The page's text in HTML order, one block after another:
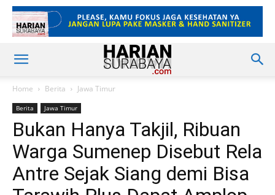
Home Berita Jawa Timur
Berita Jawa Timur
Bukan Hanya Takjil, Ribuan
Warga Sumenep Disebut Rela
Antre Sejak Siang demi Bisa